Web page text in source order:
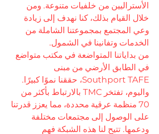
الأستراليين من خلفيات متنوعة. ومن
خلال القيام بذلك، كنا نهدف إلى زيادة
وعي المجتمع بمجموعتنا الشاملة من
الخدمات وتفانينا في الشمول.
من بداياتنا المتواضعة في مكتب متواضع
في الطابق الأرضي من مبنى
Southport TAFE، حققنا نموًا كبيرًا.
واليوم، تفتخر TMC بالارتباط بأكثر من
70 منظمة عرقية محددة، مما يعزز قدرتنا
على الوصول إلى مجتمعات مختلفة
ودعمها. تتيح لنا هذه الشبكة فهم